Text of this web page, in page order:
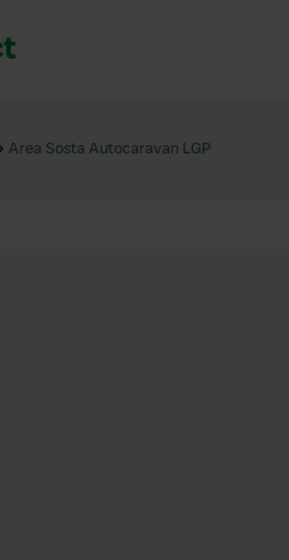
Deutschland
Area Sosta Autocaravan LGP